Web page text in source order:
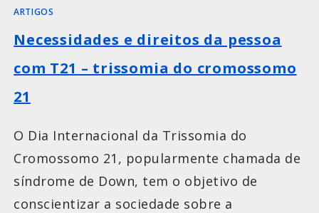
ARTIGOS
Necessidades e direitos da pessoa
com T21 – trissomia do cromossomo
21
O Dia Internacional da Trissomia do
Cromossomo 21, popularmente chamada de
síndrome de Down, tem o objetivo de
conscientizar a sociedade sobre a